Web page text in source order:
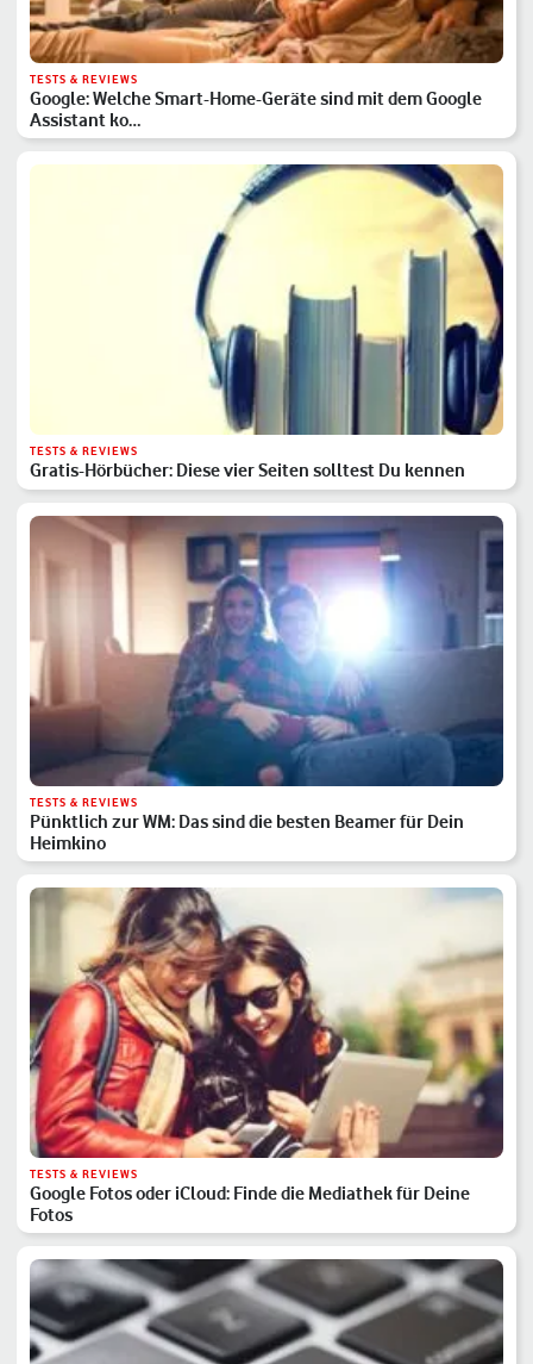
TESTS & REVIEWS
Google: Welche Smart-Home-Geräte sind mit dem Google
Assistant ko…
TESTS & REVIEWS
Gratis-Hörbücher: Diese vier Seiten solltest Du kennen
TESTS & REVIEWS
Pünktlich zur WM: Das sind die besten Beamer für Dein
Heimkino
TESTS & REVIEWS
Google Fotos oder iCloud: Finde die Mediathek für Deine
Fotos